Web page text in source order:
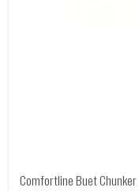
Comfortline Buet